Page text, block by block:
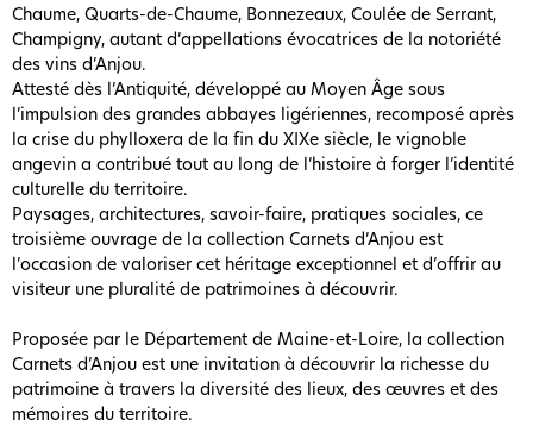
Chaume, Quarts-de-Chaume, Bonnezeaux, Coulée de Serrant,
Champigny, autant d’appellations évocatrices de la notoriété
des vins d’Anjou.
Attesté dès l’Antiquité, développé au Moyen Âge sous
l’impulsion des grandes abbayes ligériennes, recomposé après
la crise du phylloxera de la fin du XIXe siècle, le vignoble
angevin a contribué tout au long de l’histoire à forger l’identité
culturelle du territoire.
Paysages, architectures, savoir-faire, pratiques sociales, ce
troisième ouvrage de la collection Carnets d’Anjou est
l’occasion de valoriser cet héritage exceptionnel et d’offrir au
visiteur une pluralité de patrimoines à découvrir.
Proposée par le Département de Maine-et-Loire, la collection
Carnets d’Anjou est une invitation à découvrir la richesse du
patrimoine à travers la diversité des lieux, des œuvres et des
mémoires du territoire.